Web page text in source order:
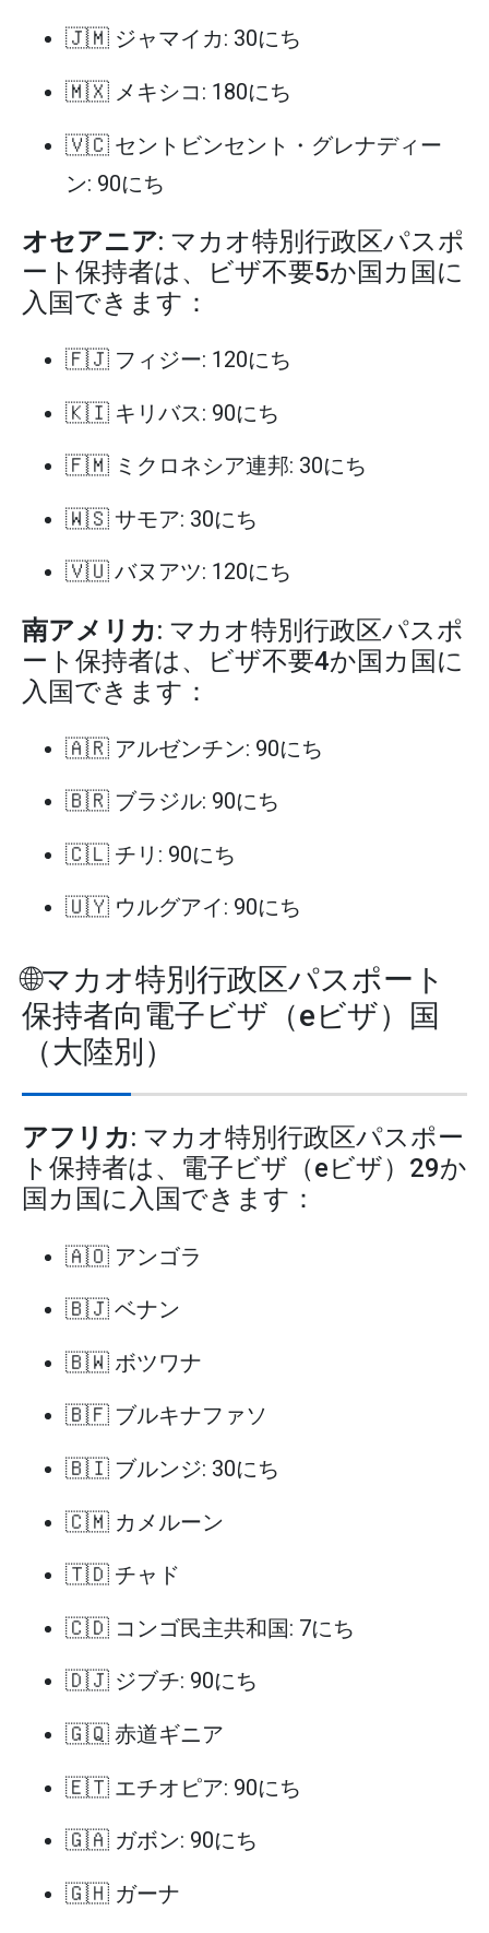
🇯🇲 ジャマイカ: 30にち
🇲🇽 メキシコ: 180にち
🇻🇨 セントビンセント・グレナディー
ン: 90にち
オセアニア: マカオ特別行政区パスポ
ート保持者は、ビザ不要5か国カ国に
入国できます：
🇫🇯 フィジー: 120にち
🇰🇮 キリバス: 90にち
🇫🇲 ミクロネシア連邦: 30にち
🇼🇸 サモア: 30にち
🇻🇺 バヌアツ: 120にち
南アメリカ: マカオ特別行政区パスポ
ート保持者は、ビザ不要4か国カ国に
入国できます：
🇦🇷 アルゼンチン: 90にち
🇧🇷 ブラジル: 90にち
🇨🇱 チリ: 90にち
🇺🇾 ウルグアイ: 90にち
🌐マカオ特別行政区パスポート
保持者向電子ビザ（eビザ）国
（大陸別）
アフリカ: マカオ特別行政区パスポー
ト保持者は、電子ビザ（eビザ）29か
国カ国に入国できます：
🇦🇴 アンゴラ
🇧🇯 ベナン
🇧🇼 ボツワナ
🇧🇫 ブルキナファソ
🇧🇮 ブルンジ: 30にち
🇨🇲 カメルーン
🇹🇩 チャド
🇨🇩 コンゴ民主共和国: 7にち
🇩🇯 ジブチ: 90にち
🇬🇶 赤道ギニア
🇪🇹 エチオピア: 90にち
🇬🇦 ガボン: 90にち
🇬🇭 ガーナ